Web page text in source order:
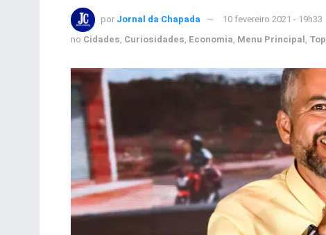
por Jornal da Chapada
10 fevereiro 2021 - 19h33
no Cidades, Curiosidades, Economia, Menu Principal, Top